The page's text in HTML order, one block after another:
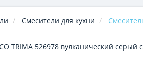
Смесители для кухни